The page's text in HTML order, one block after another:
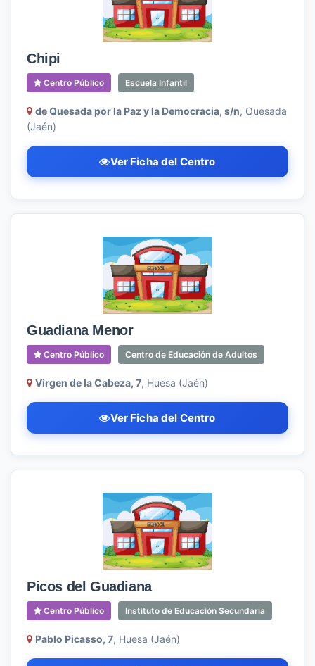
Chipi
Centro Público Escuela Infantil
de Quesada por la Paz y la Democracia, s/n, Quesada
(Jaén)
Ver Ficha del Centro
Guadiana Menor
Centro Público Centro de Educación de Adultos
Virgen de la Cabeza, 7, Huesa (Jaén)
Ver Ficha del Centro
Picos del Guadiana
Centro Público Instituto de Educación Secundaria
Pablo Picasso, 7, Huesa (Jaén)